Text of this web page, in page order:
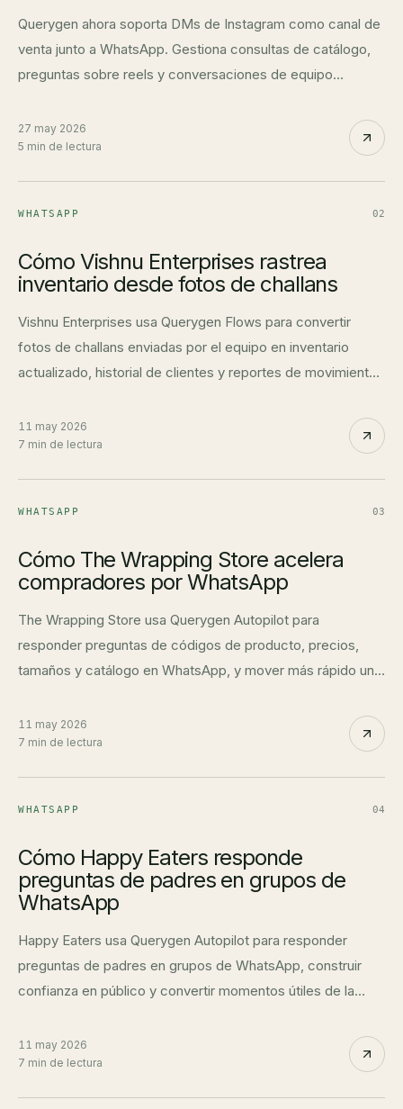
Querygen ahora soporta DMs de Instagram como canal de
venta junto a WhatsApp. Gestiona consultas de catálogo,
preguntas sobre reels y conversaciones de equipo
cambien de app.
27 may 2026
5 min de lectura
WHATSAPP 02
Cómo Vishnu Enterprises rastrea
inventario desde fotos de challans
Vishnu Enterprises usa Querygen Flows para convertir
fotos de challans enviadas por el equipo en inventario
actualizado, historial de clientes y reportes de movimiento
11 may 2026
7 min de lectura
WHATSAPP 03
Cómo The Wrapping Store acelera
compradores por WhatsApp
The Wrapping Store usa Querygen Autopilot para
responder preguntas de códigos de producto, precios,
tamaños y catálogo en WhatsApp, y mover más rápido un
11 may 2026
7 min de lectura
WHATSAPP 04
Cómo Happy Eaters responde
preguntas de padres en grupos de
WhatsApp
Happy Eaters usa Querygen Autopilot para responder
preguntas de padres en grupos de WhatsApp, construir
confianza en público y convertir momentos útiles de la
11 may 2026
7 min de lectura